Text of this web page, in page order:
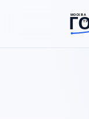
МОСКВА